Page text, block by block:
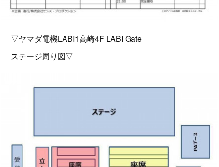
▽ヤマダ電機LABI1高崎4F LABI Gate
ステージ周り図▽